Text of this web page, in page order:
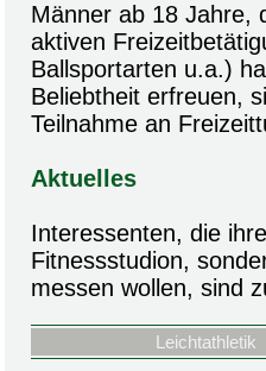
Männer ab 18 Jahre,
aktiven
Ballsportarten u.a.)
Beliebtheit erfreuen,
Teilnahme an
Aktuelles
Interessenten, die
Fitnessstudion,
messen wollen, sind
Leichtathletik